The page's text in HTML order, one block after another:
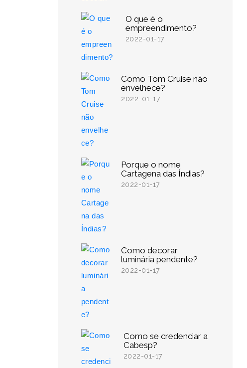
O que é o
empreendimento?
2022-01-17
Como Tom Cruise não
envelhece?
2022-01-17
Porque o nome
Cartagena das Índias?
2022-01-17
Como decorar
luminária pendente?
2022-01-17
Como se credenciar a
Cabesp?
2022-01-17